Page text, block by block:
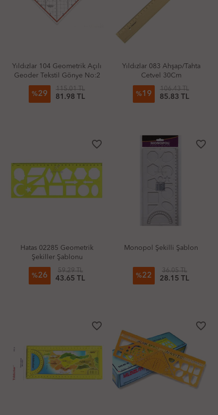
Yıldızlar 104 Geometrik Açılı
Geoder Tekstil Gönye No:2
%29
115.01 TL
81.98 TL
Yıldızlar 083 Ahşap/Tahta
Cetvel 30Cm
%19
106.43 TL
85.83 TL
favorite_border
Hatas 02285 Geometrik
Şekiller Şablonu
%26
59.29 TL
43.65 TL
favorite_border
Monopol Şekilli Şablon
%22
36.05 TL
28.15 TL
favorite_border favorite_border